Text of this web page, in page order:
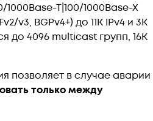
T|100/1000Base-X
v3, BGPv4+) до 11K IPv4 и 3K
до 4096 multicast групп, 16K
позволяет в случае аварии
только между